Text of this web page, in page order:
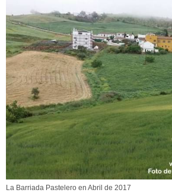
La Barriada Pastelero en Abril de 2017